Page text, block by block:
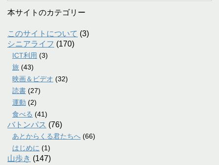
本サイトのカテゴリー
このサイトについて (3)
シニアライフ (170)
ICT利用 (3)
旅 (43)
映画＆ビデオ (32)
読書 (27)
運動 (2)
食べる (41)
バトンパス (76)
あとからくる君たちへ (66)
はじめに (1)
山歩き (147)